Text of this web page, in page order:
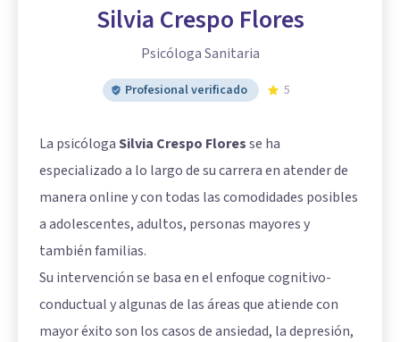
Silvia Crespo Flores
Psicóloga Sanitaria
Profesional verificado 5
La psicólogaSilvia Crespo Floresse ha
especializado a lo largo de su carrera en atender de
manera online y con todas las comodidades posibles
a adolescentes, adultos, personas mayores y
también familias.
Su intervención se basa en el enfoque cognitivo-
conductual y algunas de las áreas que atiende con
mayor éxito son los casos de ansiedad, la depresión,